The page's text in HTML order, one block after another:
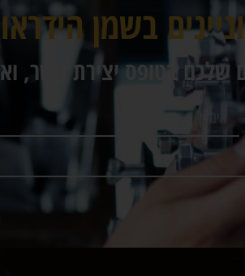
בשמן
בטופס יצירת קשר,